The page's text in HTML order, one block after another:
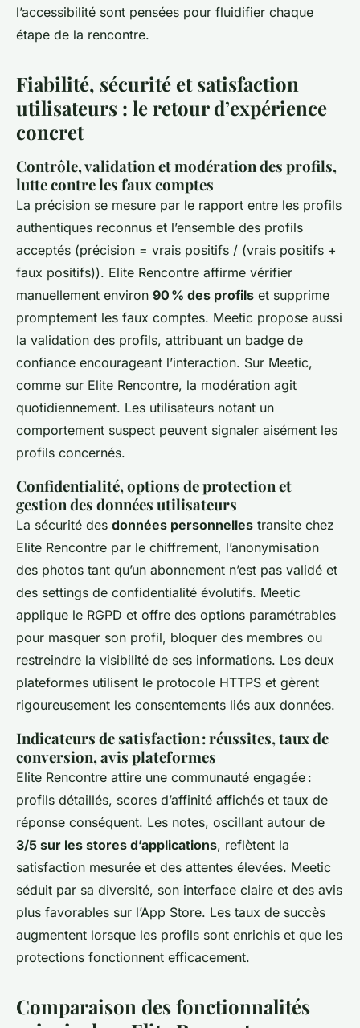
l’accessibilité sont pensées pour fluidifier chaque
étape de la rencontre.
Fiabilité, sécurité et satisfaction
utilisateurs : le retour d’expérience
concret
Contrôle, validation et modération des profils,
lutte contre les faux comptes
La précision se mesure par le rapport entre les profils
authentiques reconnus et l’ensemble des profils
acceptés (précision = vrais positifs / (vrais positifs +
faux positifs)). Elite Rencontre affirme vérifier
manuellement environ 90 % des profils et supprime
promptement les faux comptes. Meetic propose aussi
la validation des profils, attribuant un badge de
confiance encourageant l’interaction. Sur Meetic,
comme sur Elite Rencontre, la modération agit
quotidiennement. Les utilisateurs notant un
comportement suspect peuvent signaler aisément les
profils concernés.
Confidentialité, options de protection et
gestion des données utilisateurs
La sécurité des données personnelles transite chez
Elite Rencontre par le chiffrement, l’anonymisation
des photos tant qu’un abonnement n’est pas validé et
des settings de confidentialité évolutifs. Meetic
applique le RGPD et offre des options paramétrables
pour masquer son profil, bloquer des membres ou
restreindre la visibilité de ses informations. Les deux
plateformes utilisent le protocole HTTPS et gèrent
rigoureusement les consentements liés aux données.
Indicateurs de satisfaction : réussites, taux de
conversion, avis plateformes
Elite Rencontre attire une communauté engagée :
profils détaillés, scores d’affinité affichés et taux de
réponse conséquent. Les notes, oscillant autour de
3/5 sur les stores d’applications, reflètent la
satisfaction mesurée et des attentes élevées. Meetic
séduit par sa diversité, son interface claire et des avis
plus favorables sur l’App Store. Les taux de succès
augmentent lorsque les profils sont enrichis et que les
protections fonctionnent efficacement.
Comparaison des fonctionnalités